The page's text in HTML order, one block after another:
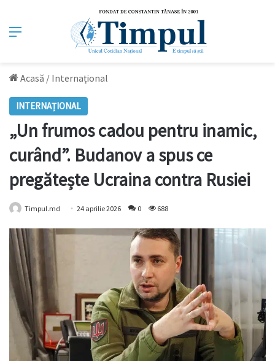
Meniu
Acasă / Internațional
INTERNAȚIONAL
„Un frumos cadou pentru inamic,
curând”. Budanov a spus ce
pregătește Ucraina contra Rusiei
Timpul.md 24 aprilie 2026 0 688